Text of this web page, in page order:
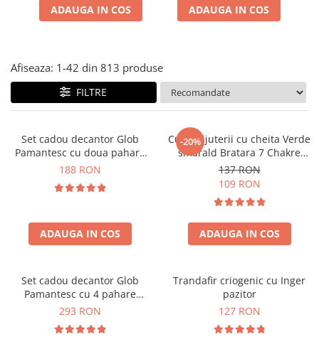
Cadouri Fete
Cadouri de Casa Noua
Cadouri Majorat
Cadouri pentru Nasi
Cadouri pentru Bunici
Cadouri pentru Prieteni
Cadouri pentru Sefi
Cadouri Nunta si Cununie civila
Cani si Termosuri
Seturi de caligrafie
Cadouri Sfantul Alexandru
Cadouri Constantin si Elena
Cadouri Sfanta Maria
Cadouri Sfintii Mihail si Gavriil
ADAUGA IN COS ADAUGA IN COS
Afiseaza: 1-42 din 813 produse
FILTRE
Set cadou decantor Glob
Pamantesc cu doua pahare
Epique, 850 ml
188 RON
ADAUGA IN COS
-20%
Cutie bijuterii cu cheita Verde
smarald Bratara 7 Chakre
CADOU
137 RON
109 RON
ADAUGA IN COS
Set cadou decantor Glob
Pamantesc cu 4 pahare
Deluxe
293 RON
Trandafir criogenic cu Inger
pazitor
127 RON